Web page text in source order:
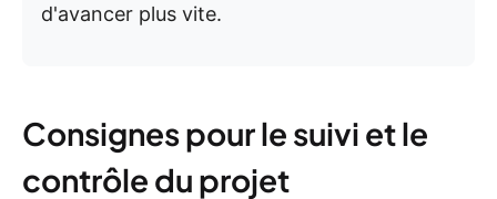
d'avancer plus vite.
Consignes pour le suivi et le
contrôle du projet